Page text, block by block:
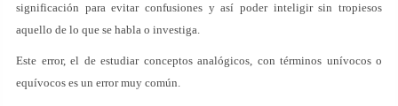
significación para evitar confusiones y así poder inteligir sin tropiesos
aquello de lo que se habla o investiga.
Este error, el de estudiar conceptos analógicos, con términos unívocos o
equívocos es un error muy común.